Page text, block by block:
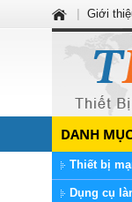
DANH
Thiết bị
Dụng cụ
Giới